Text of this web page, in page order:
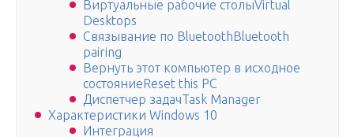
Виртуальные рабочие столыVirtual
Desktops
Связывание по BluetoothBluetooth
pairing
Вернуть этот компьютер в исходное
состояниеReset this PC
Диспетчер задачTask Manager
Характеристики Windows 10
Интеграция